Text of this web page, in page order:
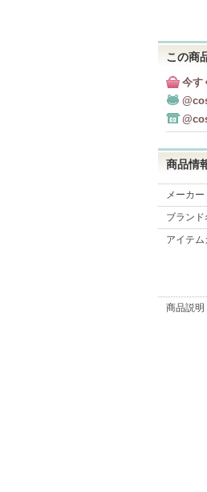
この商
今す
商品情
メーカー
ブランド
アイテム
商品説明